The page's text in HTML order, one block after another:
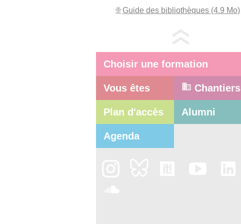
Guide des bibliothèques (4.9 Mo)
Choisir une formation
Vous êtes Chantiers
Plan d'accès Alumni
Agenda